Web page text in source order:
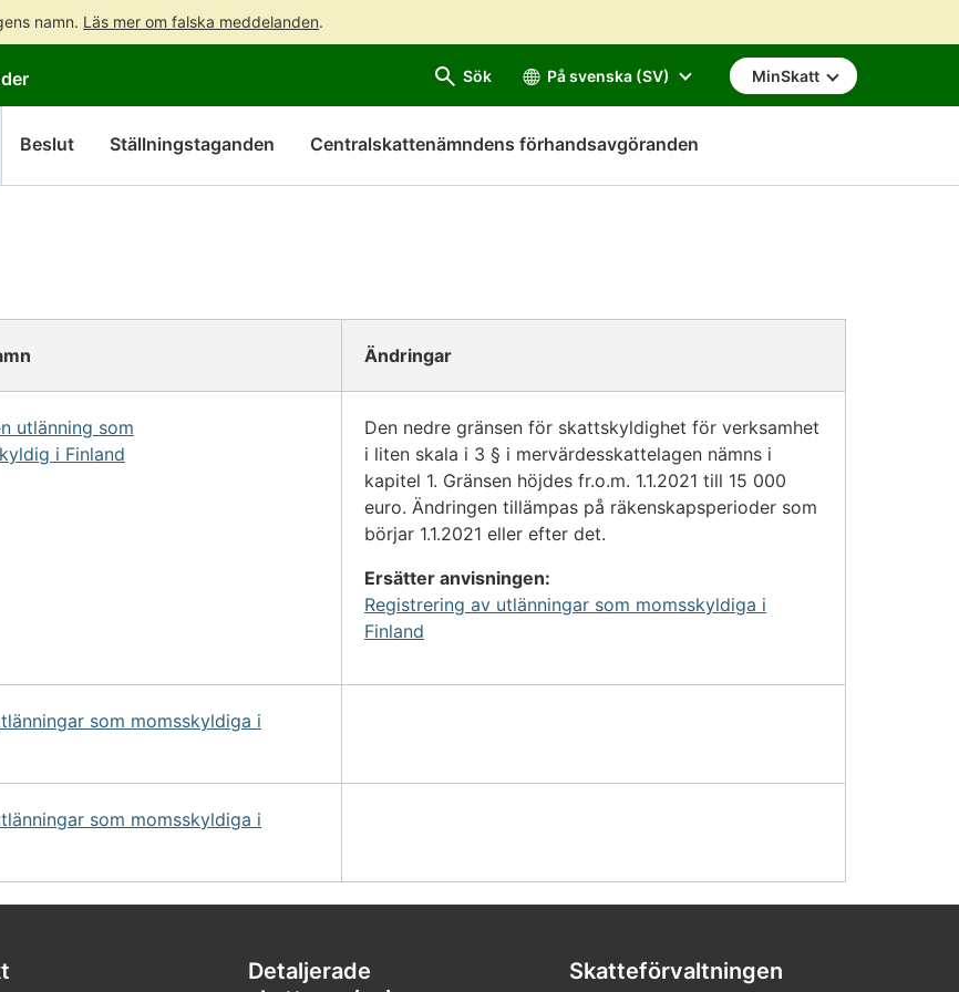
namn. Läs mer om falska meddelanden.
till
innehållet
hela
webbplatsens
Sök På svenska (SV) MinSkatt
Beslut Ställningstaganden Centralskattenämndens förhandsavgöranden
Ändringar
utlänning som
i Finland
Den nedre gränsen för skattskyldighet för verksamhet
i liten skala i 3 § i mervärdesskattelagen nämns i
kapitel 1. Gränsen höjdes fr.o.m. 1.1.2021 till 15 000
euro. Ändringen tillämpas på räkenskapsperioder som
börjar 1.1.2021 eller efter det.
Ersätter anvisningen:
Registrering av utlänningar som momsskyldiga i
Finland
som momsskyldiga i
som momsskyldiga i
Detaljerade
Skatteförvaltningen